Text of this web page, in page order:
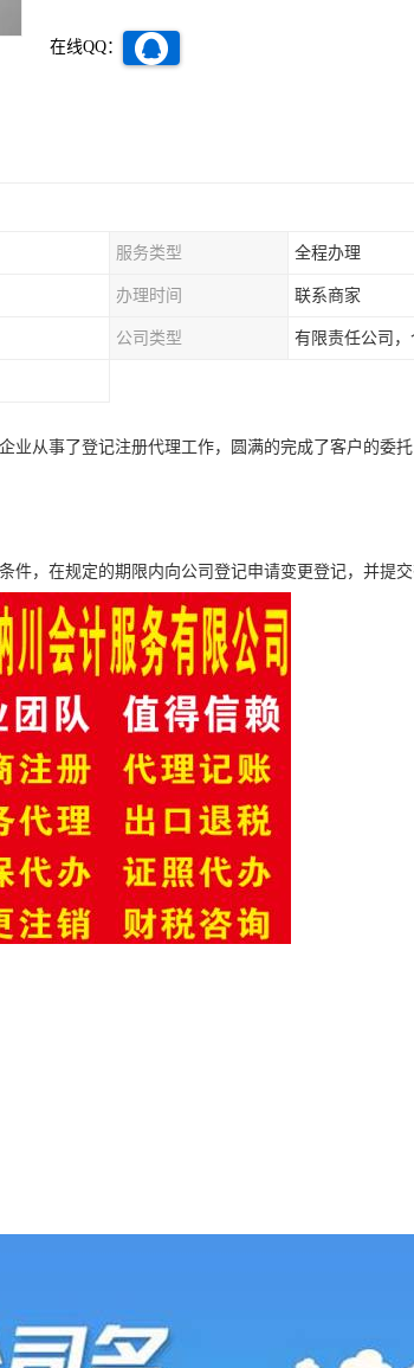
在线QQ：
服务类型 全程办理
办理时间 联系商家
公司类型
业从事了登记注册代理工作，圆满的完成了客户的委
，在规定的期限内向公司登记申请变更登记，并提交